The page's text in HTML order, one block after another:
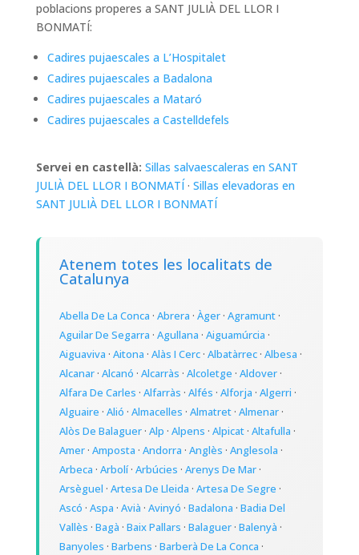
poblacions properes a SANT JULIÀ DEL LLOR I
BONMATÍ:
Cadires pujaescales a L’Hospitalet
Cadires pujaescales a Badalona
Cadires pujaescales a Mataró
Cadires pujaescales a Castelldefels
Servei en castellà: Sillas salvaescaleras en SANT
JULIÀ DEL LLOR I BONMATÍ · Sillas elevadoras en
SANT JULIÀ DEL LLOR I BONMATÍ
Atenem totes les localitats de
Catalunya
Abella De La Conca · Abrera · Àger· Agramunt·
Aguilar De Segarra · Agullana · Aiguamúrcia ·
Aiguaviva · Aitona · Alàs I Cerc· Albatàrrec· Albesa ·
Alcanar· Alcanó · Alcarràs · Alcoletge · Aldover·
Alfara De Carles · Alfarràs · Alfés · Alforja · Algerri ·
Alguaire · Alió · Almacelles · Almatret· Almenar·
Alòs De Balaguer· Alp · Alpens · Alpicat· Altafulla ·
Amer· Amposta · Andorra · Anglès · Anglesola ·
Arbeca · Arbolí· Arbúcies · Arenys De Mar·
Arsèguel · Artesa De Lleida · Artesa De Segre ·
Ascó · Aspa · Avià · Avinyó · Badalona · Badia Del
Vallès · Bagà · Baix Pallars · Balaguer· Balenyà ·
Banyoles · Barbens · Barberà De La Conca ·